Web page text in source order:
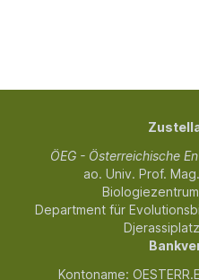
ÖEG - Österreichische
ao. Univ. Prof.
Department für
Kontoname: